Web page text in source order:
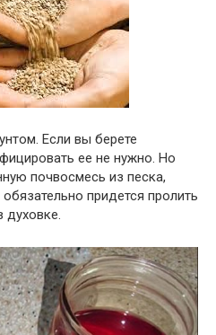
Если вы берете
ее не нужно. Но
почвосмесь из песка,
придется пролить
духовке.